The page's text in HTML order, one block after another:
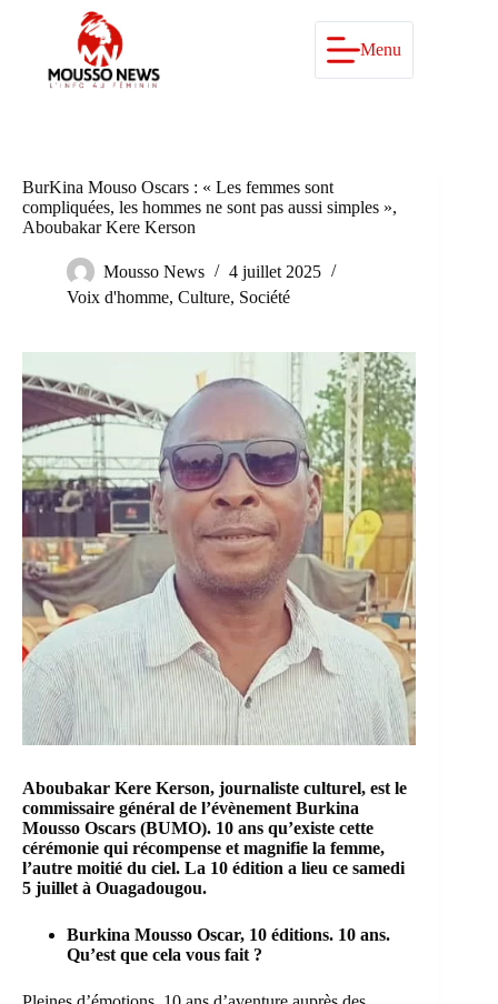
Menu
BurKina Mouso Oscars : « Les femmes sont
compliquées, les hommes ne sont pas aussi simples »,
Aboubakar Kere Kerson
Mousso News
4 juillet 2025
Voix d'homme, Culture, Société
Aboubakar Kere Kerson, journaliste culturel, est le
commissaire général de l’évènement Burkina
Mousso Oscars (BUMO). 10 ans qu’existe cette
cérémonie qui récompense et magnifie la femme,
l’autre moitié du ciel. La 10 édition a lieu ce samedi
5 juillet à Ouagadougou.
Burkina Mousso Oscar, 10 éditions. 10 ans.
Qu’est que cela vous fait ?